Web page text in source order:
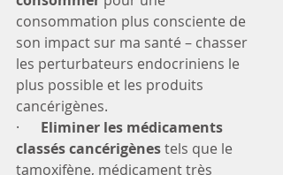
consommation plus consciente de
son impact sur ma santé – chasser
les perturbateurs endocriniens le
plus possible et les produits
cancérigènes.
· Eliminer les médicaments
classés cancérigènes tels que le
tamoxifène, médicament très